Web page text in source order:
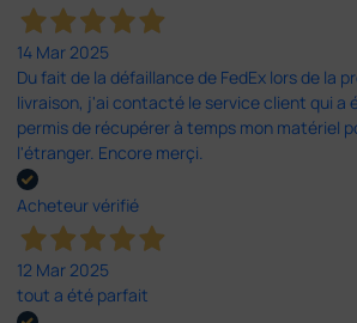
14 Mar 2025
Du fait de la défaillance de FedEx lors de la
livraison, j'ai contacté le service client qui a
permis de récupérer à temps mon matériel
l'étranger. Encore merçi.
Acheteur vérifié
12 Mar 2025
tout a été parfait